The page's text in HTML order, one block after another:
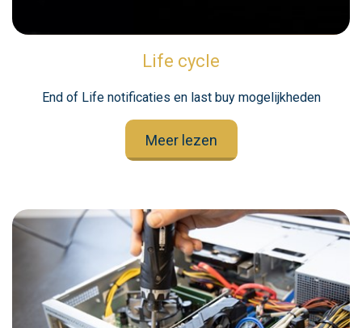
Life cycle
End of Life notificaties en last buy mogelijkheden
Meer lezen